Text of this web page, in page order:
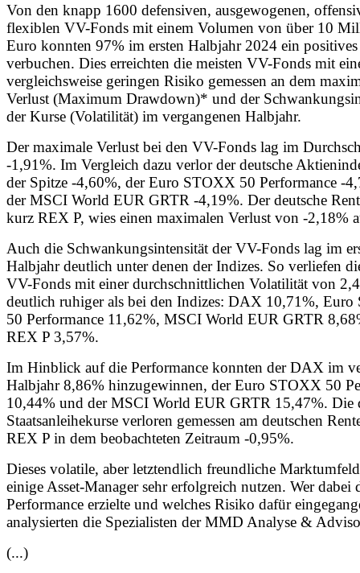
Von den knapp 1600 defensiven, ausgewogenen,
flexiblen VV-Fonds mit einem Volumen von über 10
Euro konnten 97% im ersten Halbjahr 2024 ein
verbuchen. Dies erreichten die meisten VV-Fonds mit
vergleichsweise geringen Risiko gemessen an dem
Verlust (Maximum Drawdown)* und der
der Kurse (Volatilität) im vergangenen Halbjahr.
Der maximale Verlust bei den VV-Fonds lag im
-1,91%. Im Vergleich dazu verlor der deutsche
der Spitze -4,60%, der Euro STOXX 50 Performance -
der MSCI World EUR GRTR -4,19%. Der deutsche
kurz REX P, wies einen maximalen Verlust von -2,18%
Auch die Schwankungsintensität der VV-Fonds lag im
Halbjahr deutlich unter denen der Indizes. So verliefen
VV-Fonds mit einer durchschnittlichen Volatilität von
deutlich ruhiger als bei den Indizes: DAX 10,71%,
50 Performance 11,62%, MSCI World EUR GRTR
REX P 3,57%.
Im Hinblick auf die Performance konnten der DAX im
Halbjahr 8,86% hinzugewinnen, der Euro STOXX 50
10,44% und der MSCI World EUR GRTR 15,47%. Die
Staatsanleihekurse verloren gemessen am deutschen
REX P in dem beobachteten Zeitraum -0,95%.
Dieses volatile, aber letztendlich freundliche
einige Asset-Manager sehr erfolgreich nutzen. Wer dabei
Performance erzielte und welches Risiko dafür
analysierten die Spezialisten der MMD Analyse &
(...)